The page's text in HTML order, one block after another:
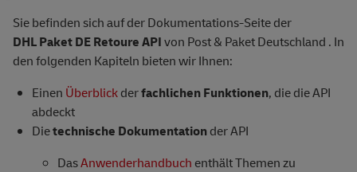
Sie befinden sich auf der Dokumentations-Seite der
DHL Paket DE Retoure APIvon Post & Paket Deutschland . In
den folgenden Kapiteln bieten wir Ihnen:
Einen Überblickderfachlichen Funktionen, die die API
abdeckt
Dietechnische Dokumentationder API
DasAnwenderhandbuch enthält Themen zu